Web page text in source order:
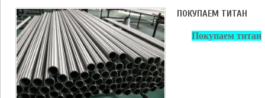
ПОКУПАЕМ ТИТАН
Покупаем титан